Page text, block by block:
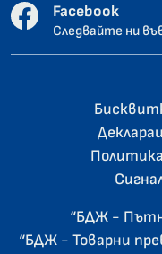
Facebook
Следвайте ни
“БДЖ -
“БДЖ - Товарни